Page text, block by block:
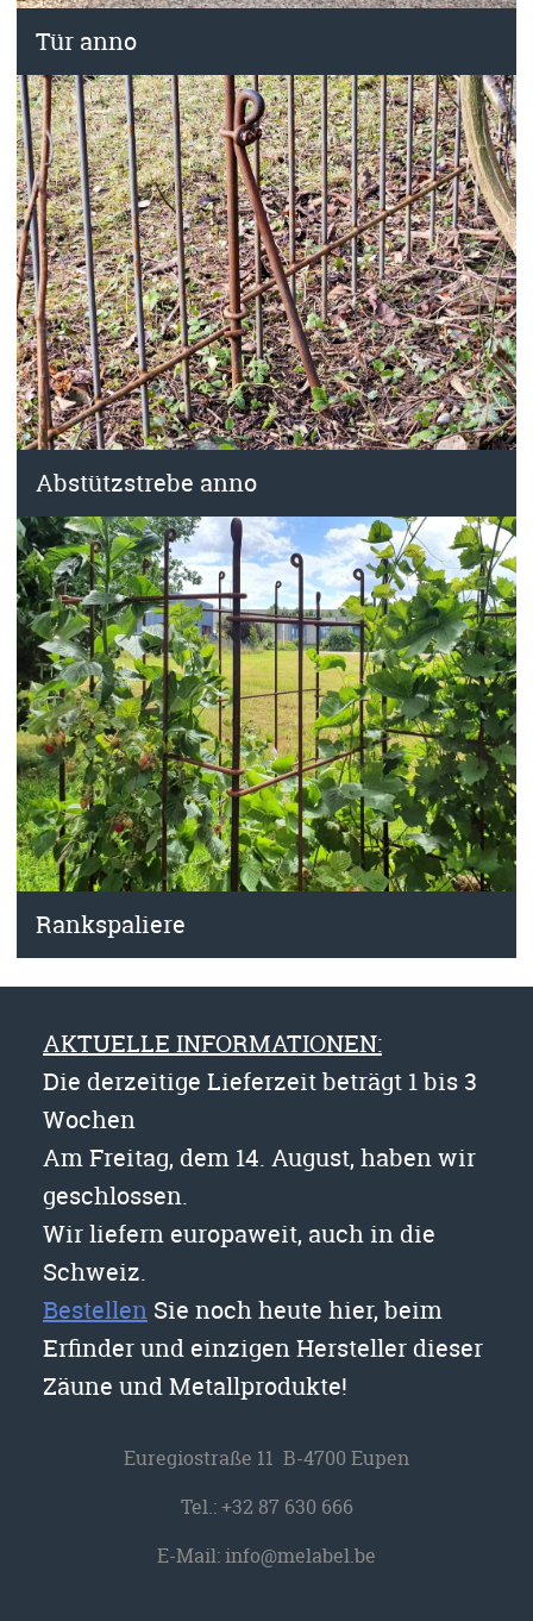
Tür anno
Abstützstrebe anno
Rankspaliere
AKTUELLE INFORMATIONEN:
Die derzeitige Lieferzeit beträgt 1 bis 3
Wochen
Am Freitag, dem 14. August, haben wir
geschlossen.
Wir liefern europaweit, auch in die
Schweiz.
Bestellen Sie noch heute hier, beim
Erfinder und einzigen Hersteller dieser
Zäune und Metallprodukte!
Euregiostraße 11 B-4700 Eupen
Tel.:+32 87 630 666
E-Mail:info@melabel.be